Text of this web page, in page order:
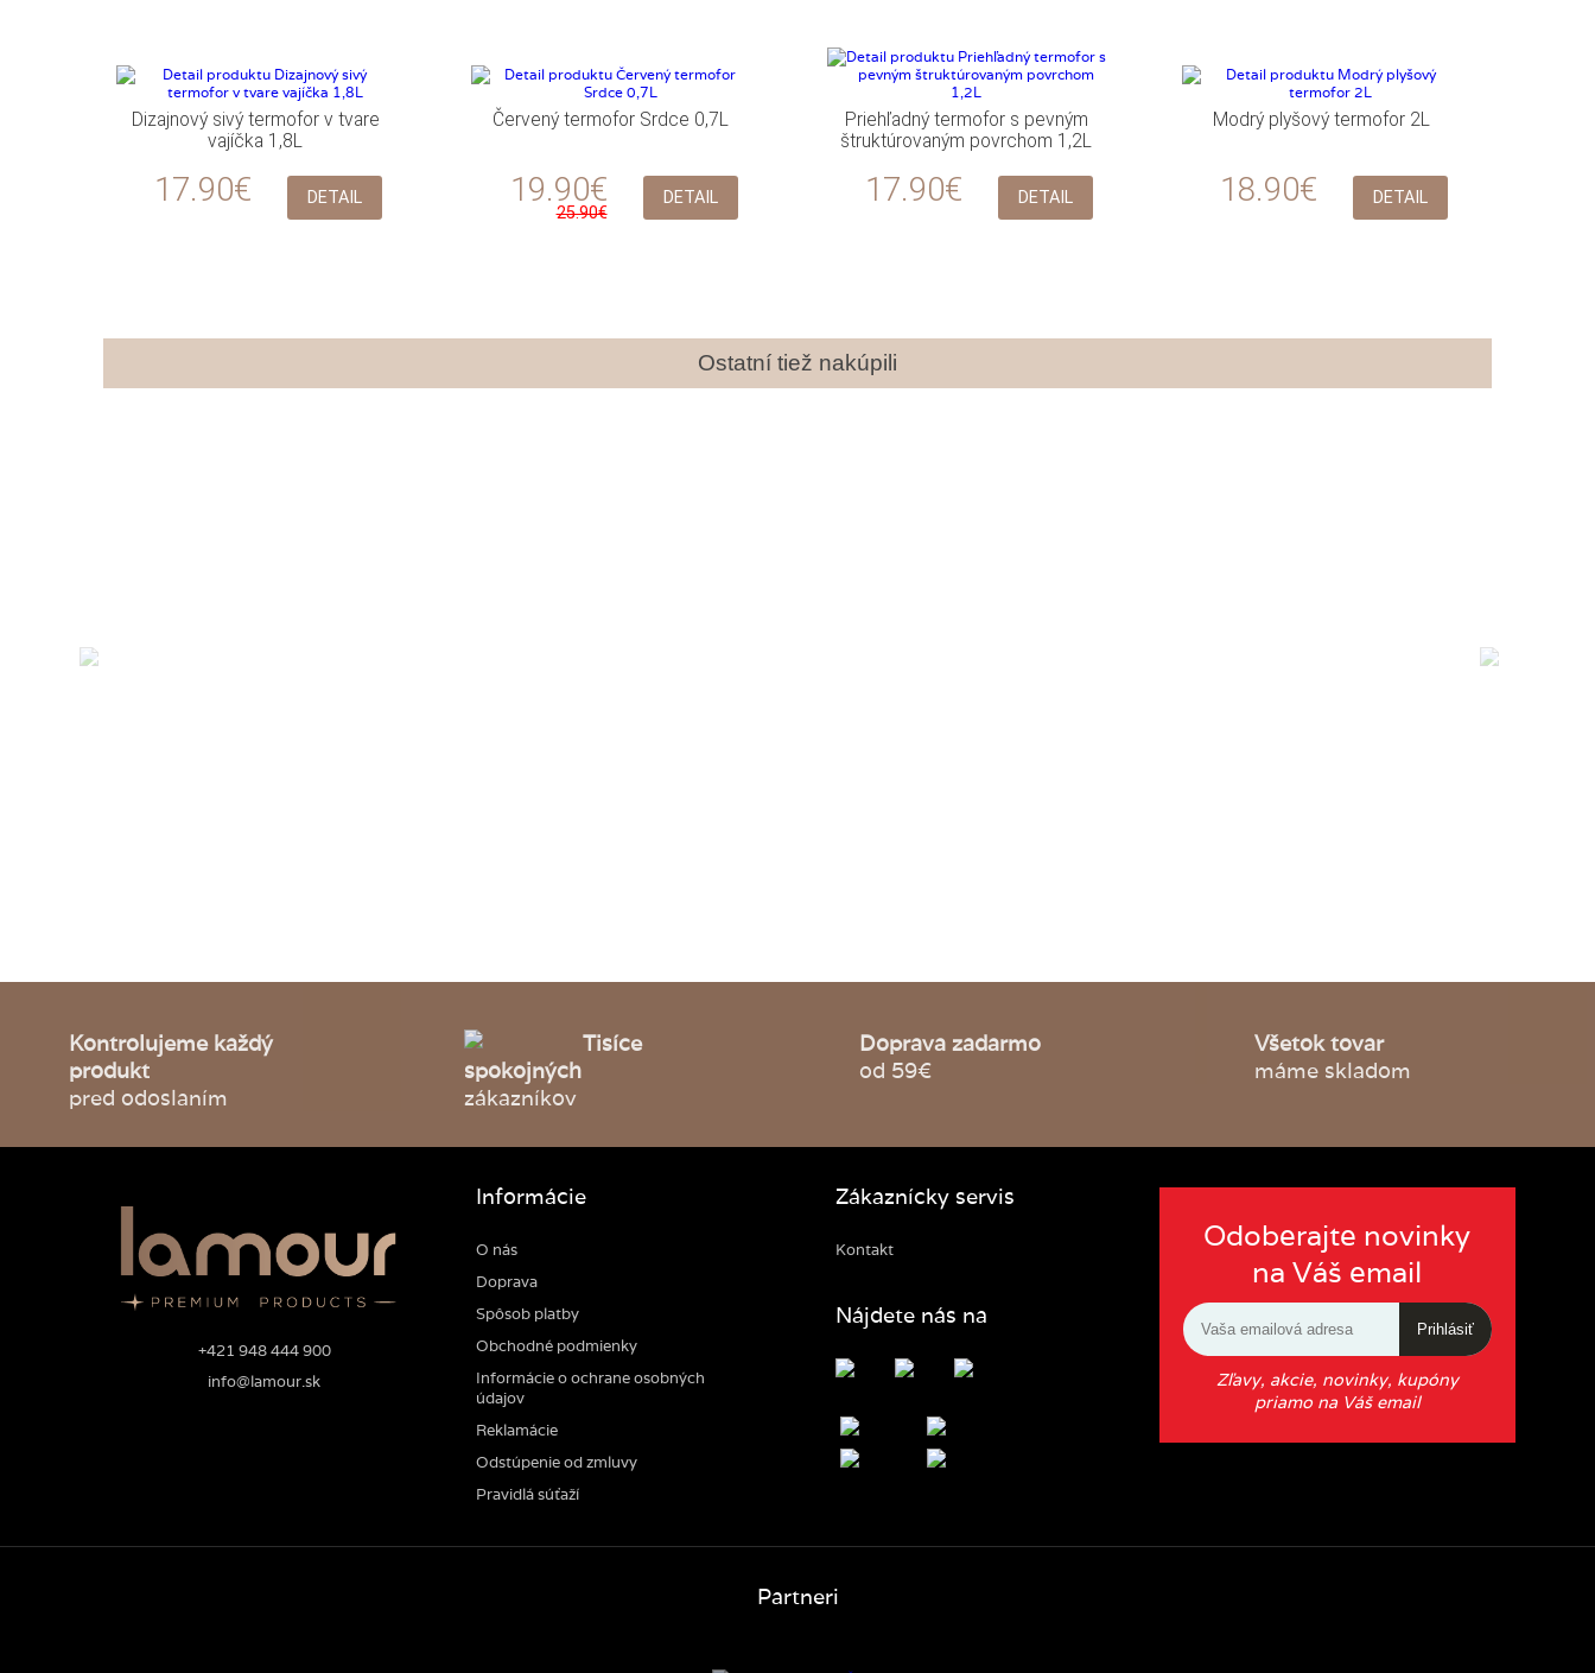
Dizajnový sivý termofor v tvare
vajíčka 1,8L
17.90€ DETAIL
Červený termofor Srdce 0,7L
19.90€
25.90€
DETAIL
Priehľadný termofor s pevným
štruktúrovaným povrchom 1,2L
17.90€ DETAIL
Modrý plyšový termofor 2L
18.90€ DETAIL
Ostatní tiež nakúpili
Kontrolujeme každý
produkt
pred odoslaním
Tisíce
spokojných
zákazníkov
Doprava zadarmo
od 59€
Všetok tovar
máme skladom
+421 948 444 900
info@lamour.sk
Informácie
O nás
Doprava
Spôsob platby
Obchodné podmienky
Informácie o ochrane osobných
údajov
Reklamácie
Odstúpenie od zmluvy
Pravidlá súťaží
Zákaznícky servis
Kontakt
Nájdete nás na
Odoberajte novinky
na Váš email
Prihlásiť
Zľavy, akcie, novinky, kupóny
priamo na Váš email
Partneri